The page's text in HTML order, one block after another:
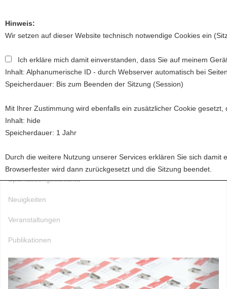
Hinweis:
Wir setzen auf dieser Website technisch notwendige Cookies ein
Ich erkläre mich damit einverstanden, dass Sie auf meinem
Inhalt: Alphanumerische ID - durch Webserver automatisch bei
Speicherdauer: Bis zum Beenden der Sitzung (Session)
Mit Ihrer Zustimmung wird ebenfalls ein zusätzlicher Cookie
Inhalt: hide
Speicherdauer: 1 Jahr
Durch die weitere Nutzung unserer Services erklären Sie sich
Browserfester wird dann zurückgesetzt und die Sitzung beendet.
Startseite
Über uns
Förderung
Sparkassengeschichte
Neuigkeiten
Veranstaltungen
Publikationen